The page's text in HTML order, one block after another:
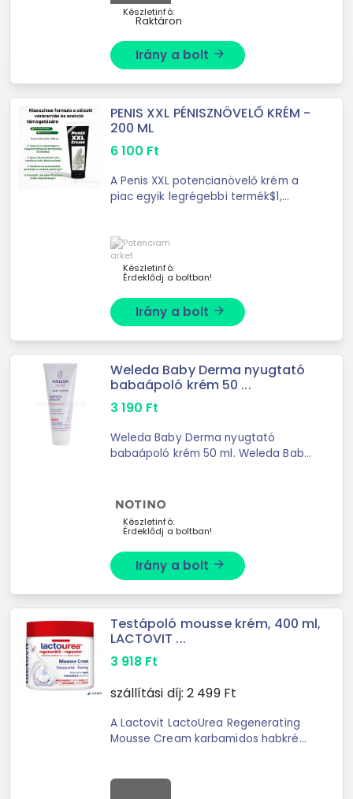
Készletinfó:
Raktáron
Irány a bolt arrow_forward
PENIS XXL PÉNISZNÖVELŐ KRÉM -
200 ML
6 100 Ft
A Penis XXL potencianövelő krém a
piac egyik legrégebbi termék$1,
Penis XXL krém azoknak, akik a
nagyobb
Készletinfó:
Érdeklődj a boltban!
Irány a bolt arrow_forward
Weleda Baby Derma nyugtató
babaápoló krém 50 ...
3 190 Ft
Weleda Baby Derma nyugtató
babaápoló krém 50 ml. Weleda Baby
Készletinfó:
Érdeklődj a boltban!
Irány a bolt arrow_forward
Testápoló mousse krém, 400 ml,
LACTOVIT ...
3 918 Ft
szállítási díj: 2 499Ft
A Lactovit LactoUrea Regenerating
Mousse Cream karbamidos habkrém
bőrt. - tápláló, akárcsak egy krém, ...